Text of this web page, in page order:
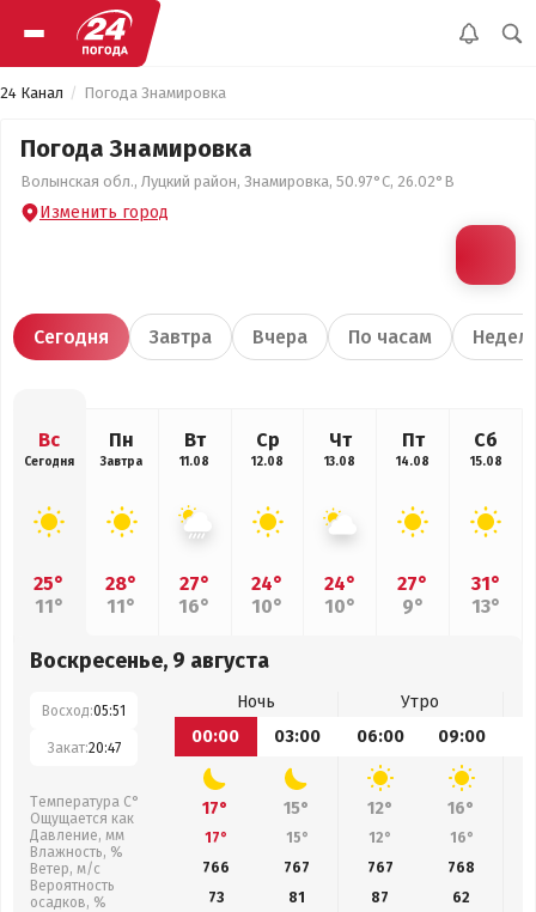
24 Канал Погода Знамировка
Погода Знамировка
Волынская обл., Луцкий район, Знамировка, 50.97°С, 26.02°В
Изменить город
Сегодня Завтра Вчера По часам
Вс
Сегодня
25°
11°
Пн
Завтра
28°
11°
Вт
11.08
27°
16°
Ср
12.08
24°
10°
Чт
13.08
24°
10°
Пт
14.08
27°
9°
Сб
15.08
31°
13°
Воскресенье, 9 августа
Восход:05:51
Закат:20:47
Температура С°
Ощущается как
Давление, мм
Влажность, %
Ветер, м/с
Вероятность
осадков, %
Ночь
Утро
00:00
03:00 06:00 09:00
17° 15° 12° 16°
17° 15° 12° 16°
766
767 767 768
73
81 87 62